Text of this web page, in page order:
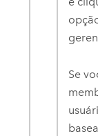
Se